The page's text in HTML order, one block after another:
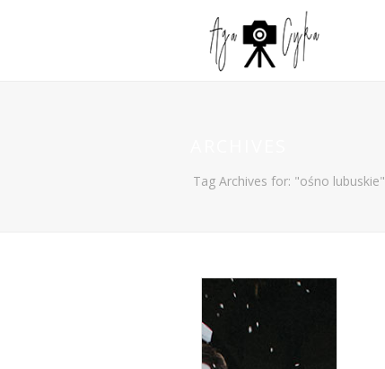
Tag Archives for: "ośno lubuskie"